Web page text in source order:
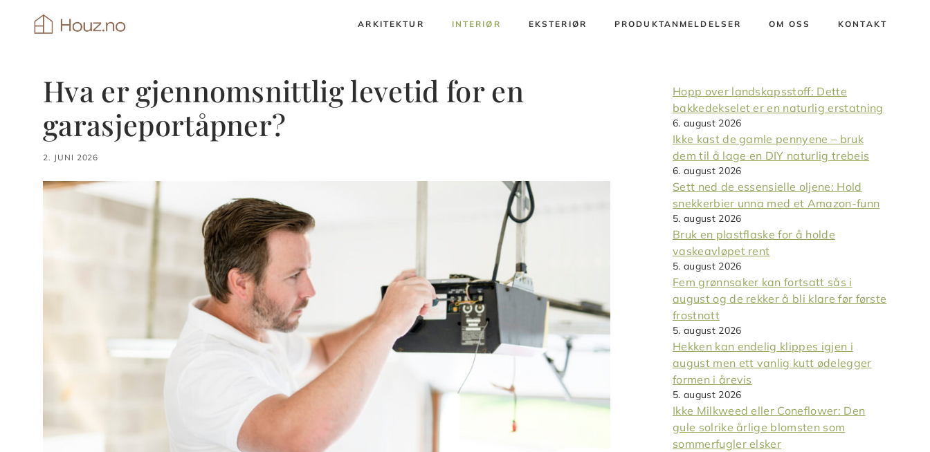
ARKITEKTUR INTERIØR EKSTERIØR PRODUKTANMELDELSER OM OSS KONTAKT
Hva er gjennomsnittlig levetid for en
garasjeportåpner?
2. JUNI 2026
Hopp over landskapsstoff: Dette
bakkedekselet er en naturlig erstatning
6. august 2026
Ikke kast de gamle pennyene – bruk
dem til å lage en DIY naturlig trebeis
6. august 2026
Sett ned de essensielle oljene: Hold
snekkerbier unna med et Amazon-funn
5. august 2026
Bruk en plastflaske for å holde
vaskeavløpet rent
5. august 2026
Fem grønnsaker kan fortsatt sås i
august og de rekker å bli klare før første
frostnatt
5. august 2026
Hekken kan endelig klippes igjen i
august men ett vanlig kutt ødelegger
formen i årevis
5. august 2026
Ikke Milkweed eller Coneflower: Den
gule solrike årlige blomsten som
sommerfugler elsker